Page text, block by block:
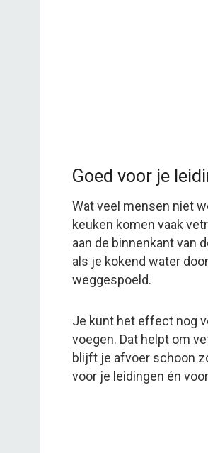
Goed voor je
Wat veel mensen niet
keuken komen vaak
aan de binnenkant van
als je kokend water
weggespoeld.
Je kunt het effect nog
voegen. Dat helpt om
blijft je afvoer schoon
voor je leidingen én